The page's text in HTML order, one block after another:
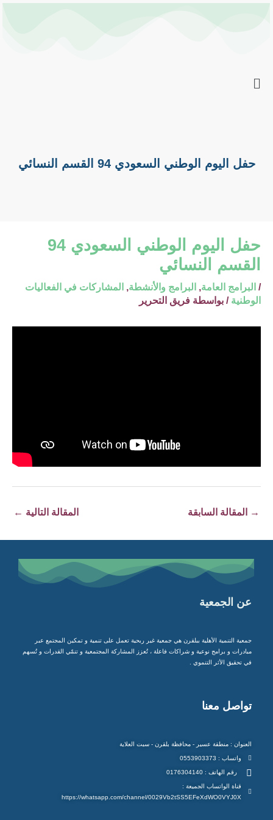
حفل اليوم الوطني السعودي 94 القسم النسائي
حفل اليوم الوطني السعودي 94
القسم النسائي
/ البرامج العامة, البرامج والأنشطة, المشاركات في الفعاليات
الوطنية / بواسطة فريق التحرير
navigation
→ المقالة السابقة المقالة التالية ←
عن الجمعية
جمعية التنمية الأهلية ببلقرن هي جمعية غير ربحية تعمل على تنمية و تمكين المجتمع عبر
مبادرات و برامج نوعية و شراكات فاعلة ، تُعزز المشاركة المجتمعية و تنمّي القدرات و تُسهم
في تحقيق الأثر التنموي .
تواصل معنا
العنوان : منطقة عسير - محافظة بلقرن - سبت العلاية
واتساب : 0553903373
رقم الهاتف : 0176304140
قناة الواتساب الجميعة :
https://whatsapp.com/channel/0029Vb2tSS5EFeXdWO0VYJ0X